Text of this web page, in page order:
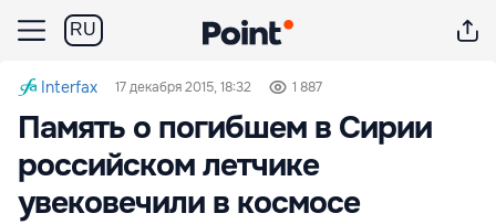
RU
Interfax 17 декабря 2015, 18:32 1 887
Память о погибшем в Сирии
российском летчике
увековечили в космосе